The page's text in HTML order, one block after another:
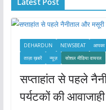
e
s
DEHARDUN NEWSBEAT आपका
ताज़ा ख़बरें
न्यूज़ सोशल मीडिया वायरल
सप्ताहांत से पहले
पर्यटकों की आवाजाही